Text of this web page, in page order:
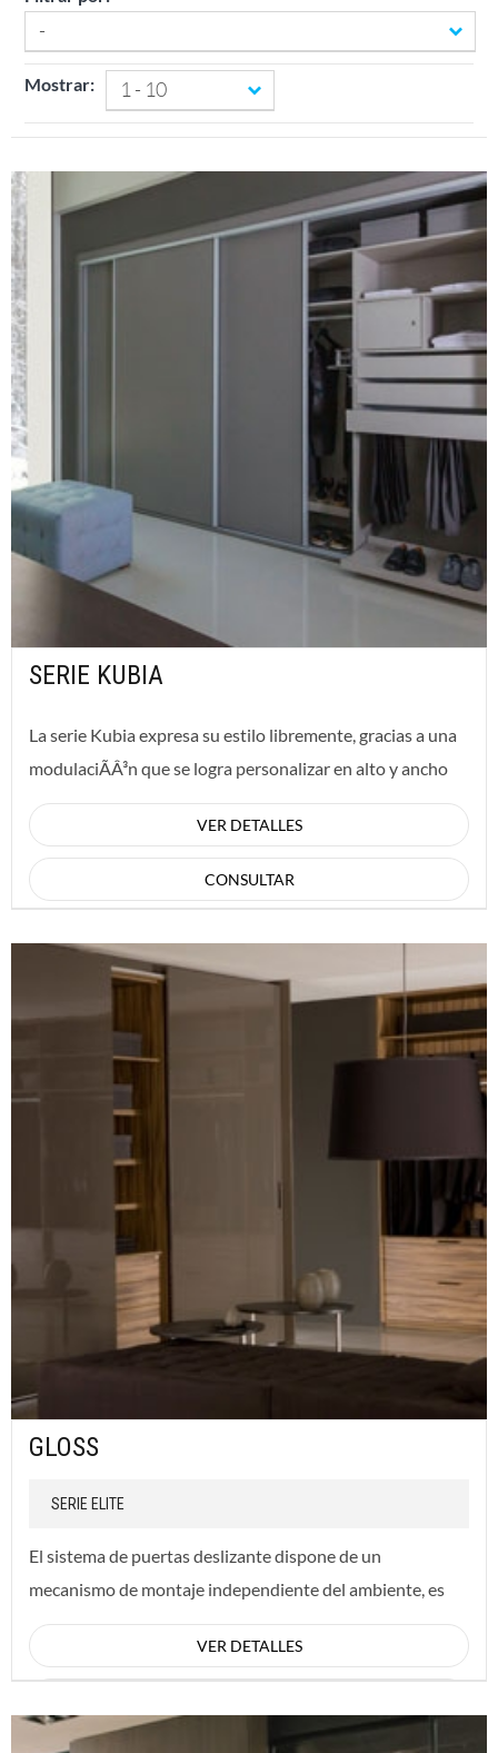
-
Mostrar: 1 - 10
SERIE KUBIA
La serie Kubia expresa su estilo libremente, gracias a una
modulaciÃÂ³n que se logra personalizar en alto y ancho
dando forma a los distintos esp...
VER DETALLES
CONSULTAR
GLOSS
SERIE ELITE
El sistema de puertas deslizante dispone de un
mecanismo de montaje independiente del ambiente, es
instalado sobre la estructura misma del mueble. Con...
VER DETALLES